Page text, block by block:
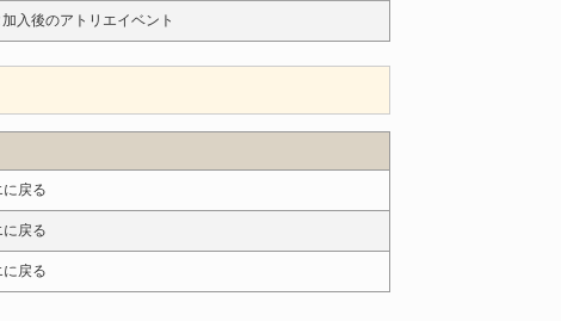
入後のアトリエイベント
戻る
戻る
戻る